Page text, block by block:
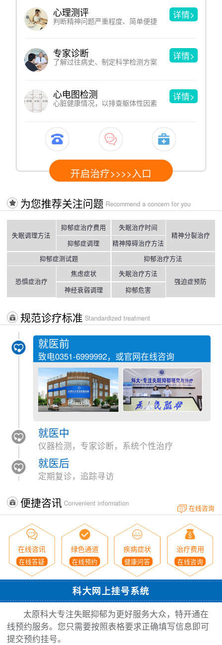
心理测评
判断精神问题严重程度、简单便捷
专家诊断
了解过往病史、制定科学检测方案
心电图检测
心脏健康情况，以排查躯体性因素
开启治疗>>>>入口
为您推荐关注问题 Recommend a concern for you
失眠调理方法
抑郁症治疗费用
抑郁症调理
失眠治疗时间
精神障碍治疗方法
精神分裂治疗
抑郁症测试题 抑郁治疗方法
恐惧症治疗
焦虑症状
神经衰弱调理
失眠治疗方法
抑郁危害
强迫症预防
规范诊疗标准 Standardized treatment
就医前
致电0351-6999992，或官网在线咨询
就医中
仪器检测，专家诊断，系统个性治疗
就医后
定期复诊，追踪寻访
便捷咨讯 Convenient information
在线咨询
在线咨讯
在线答疑
绿色通道
在线预约
疾病症状
健康问答
治疗费用
在线咨询
科大网上挂号系统
太原科大专注失眠抑郁为更好服务大众，特开通在
线预约服务。您只需要按照表格要求正确填写信息即可
提交预约挂号。